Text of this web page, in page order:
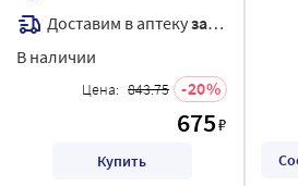
Доставим в аптекузавтра
В наличии
Цена: 843.75 20
675₽
Купить